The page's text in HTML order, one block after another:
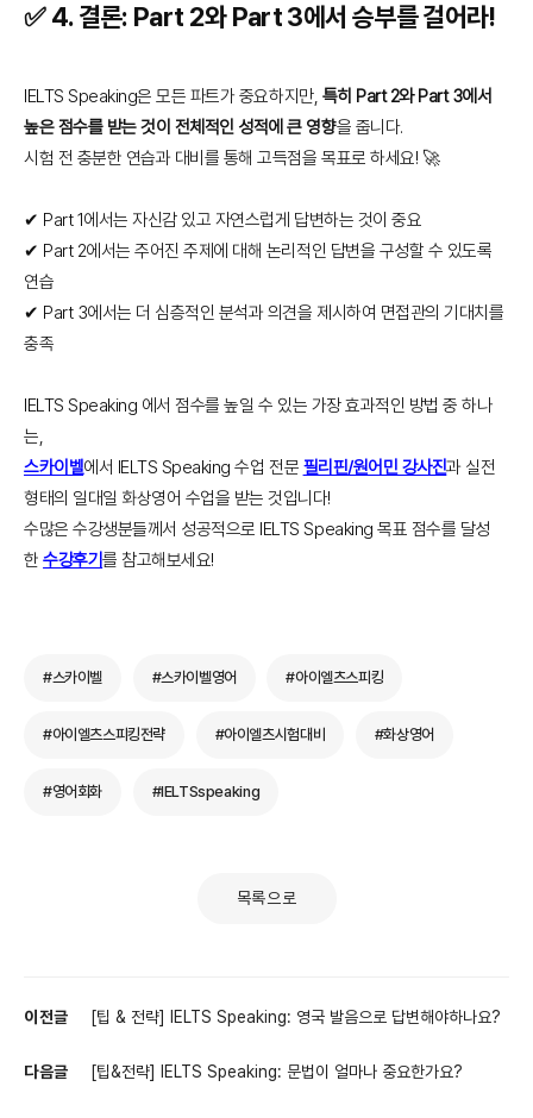
✅ 4.결론: Part 2와 Part 3에서 승부를 걸어라!
IELTS Speaking은 모든 파트가 중요하지만, 특히 Part 2와 Part 3에서
높은 점수를 받는 것이 전체적인 성적에 큰 영향을 줍니다.
시험 전 충분한 연습과 대비를 통해 고득점을 목표로 하세요! 🚀
✔ Part 1에서는 자신감 있고 자연스럽게 답변하는 것이 중요
✔ Part 2에서는 주어진 주제에 대해 논리적인 답변을 구성할 수 있도록
연습
✔ Part 3에서는 더 심층적인 분석과 의견을 제시하여 면접관의 기대치를
충족
IELTS Speaking 에서 점수를 높일 수 있는 가장 효과적인 방법 중 하나
는,
스카이벨에서 IELTS Speaking 수업 전문 필리핀/원어민 강사진과 실전
형태의 일대일 화상영어 수업을 받는 것입니다!
수많은 수강생분들께서 성공적으로 IELTS Speaking 목표 점수를 달성
한수강후기를 참고해보세요!
#스카이벨 #스카이벨영어 #아이엘츠스피킹
#아이엘츠스피킹전략 #아이엘츠시험대비 #화상영어
#영어회화 #IELTSspeaking
목록으로
이전글 [팁 & 전략] IELTS Speaking: 영국 발음으로 답변해야하나요?
다음글 [팁&전략] IELTS Speaking: 문법이 얼마나 중요한가요?